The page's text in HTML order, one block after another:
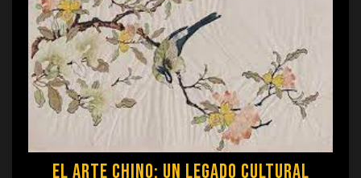
El Arte Chino: Un Legado Cultural